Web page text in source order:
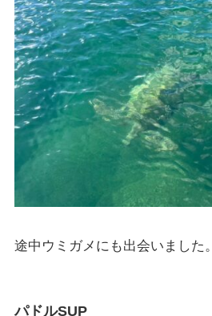
途中ウミガメにも出会いました。
パドルSUP